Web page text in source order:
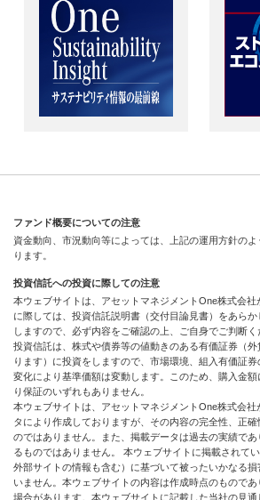
ファンド概要についての注意
資金動向、市況動向等によっては、上記の運用方針の
ります。
投資信託への投資に際しての注意
本ウェブサイトは、アセットマネジメントOne株式会
に際しては、投資信託説明書（交付目論見書）をあら
しますので、必ず内容をご確認の上、ご自身でご判断く
投資信託は、株式や債券等の値動きのある有価証券（
ります）に投資をしますので、市場環境、組入有価証
変化により基準価額は変動します。このため、購入金
り保証のいずれもありません。
本ウェブサイトは、アセットマネジメントOne株式会
タにより作成しておりますが、その内容の完全性、正
のではありません。また、掲載データは過去の実績で
るものではありません。 本ウェブサイトに掲載されて
外部サイトの情報も含む）に基づいて被ったいかなる
いません。本ウェブサイトの内容は作成時点のもので
場合があります。本ウェブサイトに記載した当社の見